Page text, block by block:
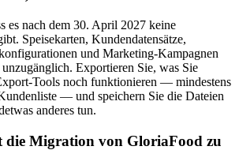
es nach dem 30. April 2027 keine
Speisekarten, Kundendatensätze,
und Marketing-Kampagnen
Exportieren Sie, was Sie
Tools noch funktionieren — mindestens
— und speichern Sie die Dateien
anderes tun.
die Migration von GloriaFood zu